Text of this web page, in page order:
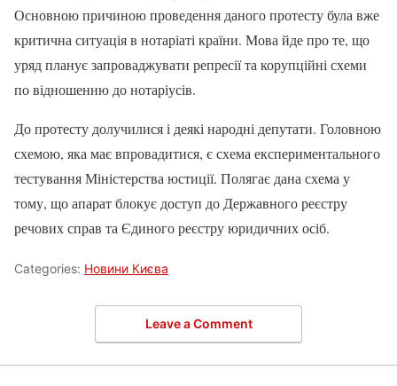
Основною причиною проведення даного протесту була вже
критична ситуація в нотаріаті країни. Мова йде про те, що
уряд планує запроваджувати репресії та корупційні схеми
по відношенню до нотаріусів.
До протесту долучилися і деякі народні депутати. Головною
схемою, яка має впровадитися, є схема експериментального
тестування Міністерства юстиції. Полягає дана схема у
тому, що апарат блокує доступ до Державного реєстру
речових справ та Єдиного реєстру юридичних осіб.
Categories: Новини Києва
Leave a Comment